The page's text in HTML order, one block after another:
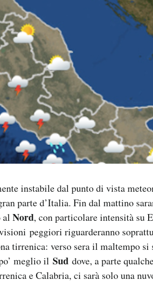
instabile dal punto di vista
parte d’Italia. Fin dal mattino
al Nord, con particolare intensità su
peggiori riguarderanno
tirrenica: verso sera il maltempo si
meglio il Sud dove, a parte
e Calabria, ci sarà solo una